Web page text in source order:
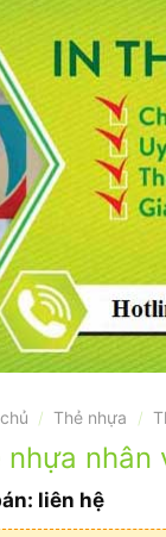
/ Thẻ nhựa /
nhựa nhân
liên hệ